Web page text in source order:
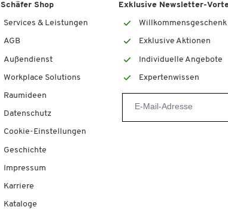
Schäfer Shop
Services & Leistungen
AGB
Außendienst
Workplace Solutions
Raumideen
Datenschutz
Cookie-Einstellungen
Geschichte
Impressum
Karriere
Kataloge
Exklusive Newsletter-
Willkommensgeschenk
Exklusive Aktionen
Individuelle Angebote
Expertenwissen